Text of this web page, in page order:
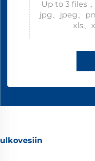
Up to 3 files
jpg、jpeg、
xls、
ulkovesiin